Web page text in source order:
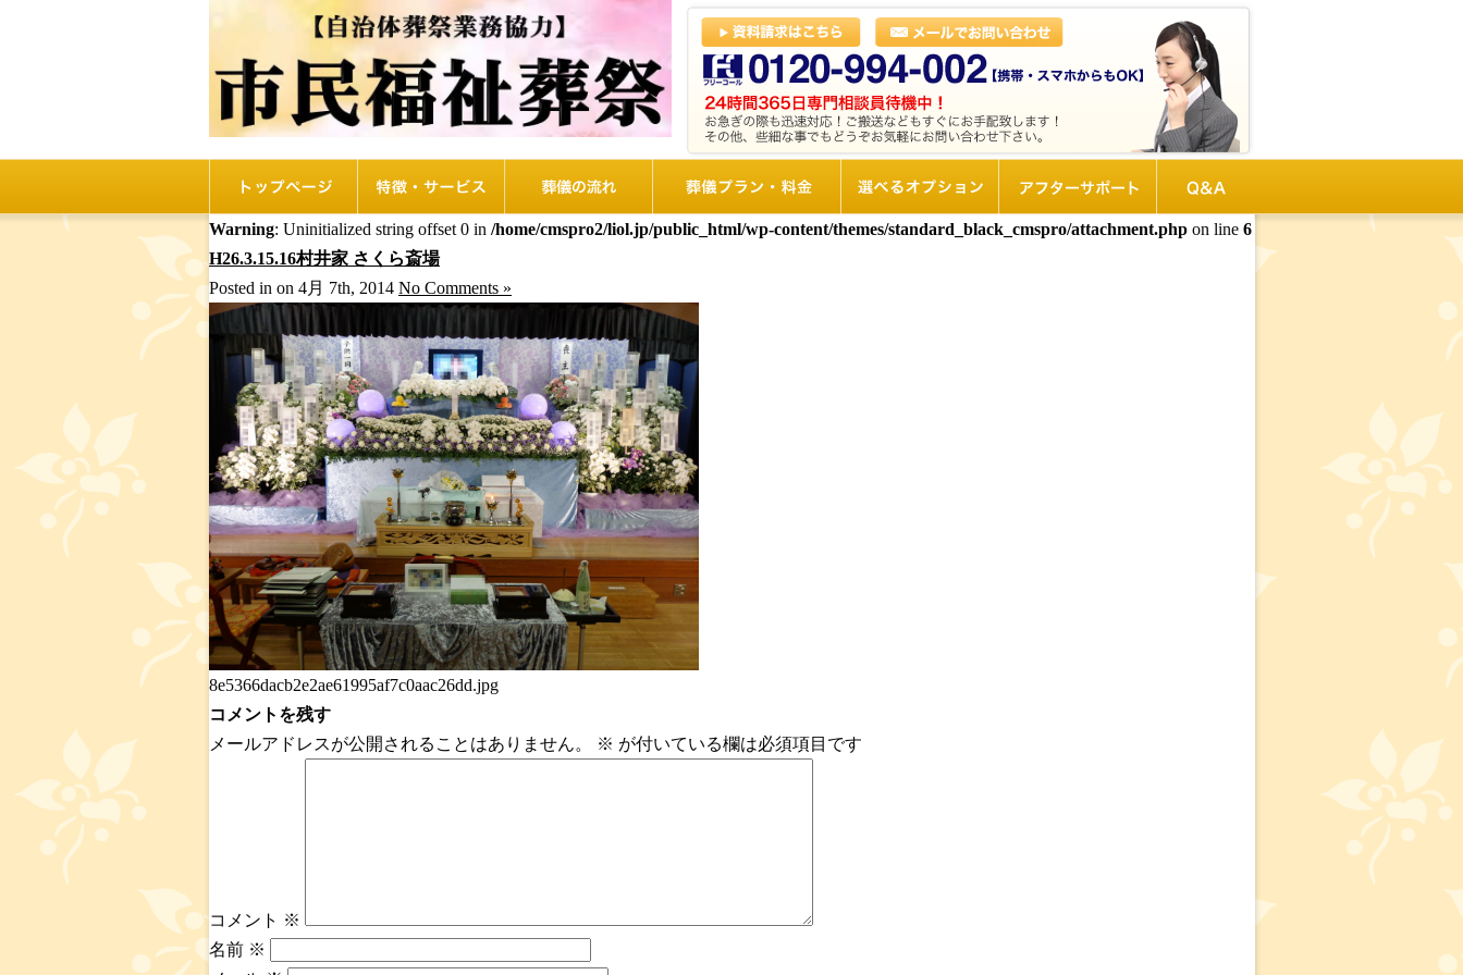
Warning: Uninitialized string offset 0 in /home/cmspro2/liol.jp/public_html/wp-content/themes/standard_black_cmspro/attachment.php on line 6
H26.3.15.16村井家 さくら斎場
Posted in on 4月 7th, 2014 No Comments »
8e5366dacb2e2ae61995af7c0aac26dd.jpg
コメントを残す
メールアドレスが公開されることはありません。
※ が付いている欄は必須項目です
コメント ※
名前 ※